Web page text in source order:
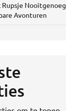
Rupsje Nooitgenoeg
Avonturen